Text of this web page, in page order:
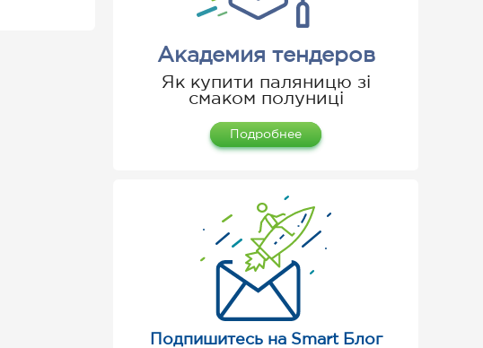
Академия тендеров
Як купити паляницю зі
смаком полуниці
Подробнее
Подпишитесь на Smart Блог